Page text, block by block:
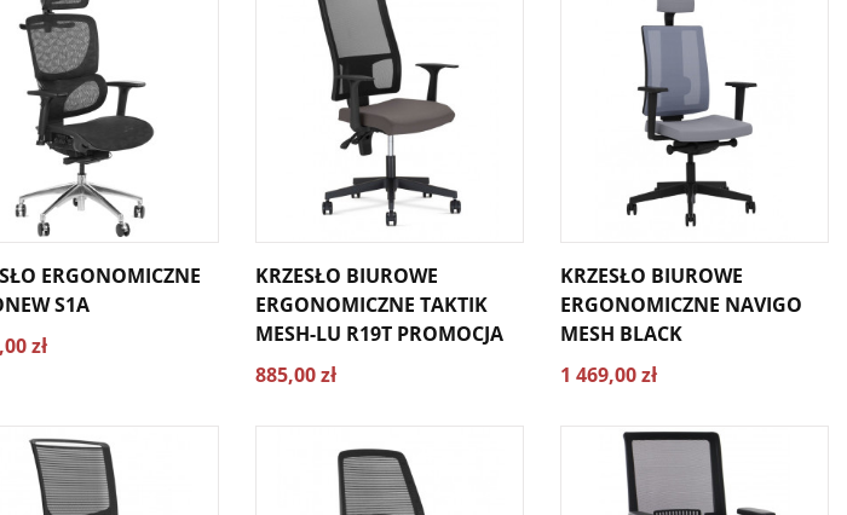
ERGONOMICZNE
S1A
zł
KRZESŁO BIUROWE
ERGONOMICZNE TAKTIK
MESH-LU R19T PROMOCJA
885,00 zł
KRZESŁO BIUROWE
ERGONOMICZNE NAVIGO
MESH BLACK
1 469,00 zł